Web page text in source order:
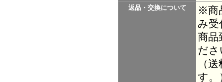
返品・交換について
※商
み受
商品
だ
（
す。